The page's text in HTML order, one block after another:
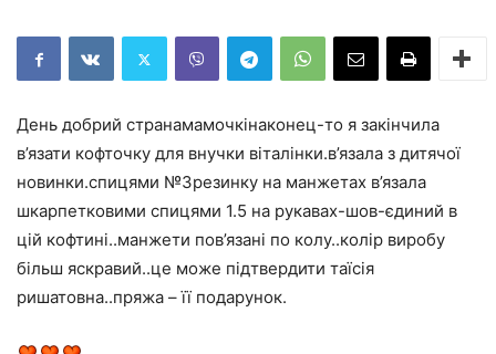
День добрий странамамочкінаконец-то я закінчила
в’язати кофточку для внучки віталінки.в’язала з дитячої
новинки.спицями №3резинку на манжетах в’язала
шкарпетковими спицями 1.5 на рукавах-шов-єдиний в
цій кофтині..манжети пов’язані по колу..колір виробу
більш яскравий..це може підтвердити таїсія
ришатовна..пряжа – її подарунок.